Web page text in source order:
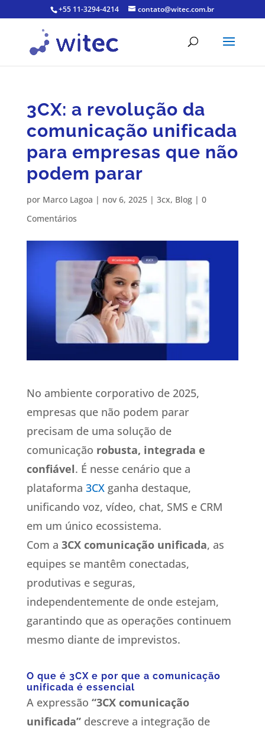
+55 11-3294-4214 contato@witec.com.br
3CX: a revolução da
comunicação unificada
para empresas que não
podem parar
por Marco Lagoa | nov 6, 2025| 3cx, Blog| 0
Comentários
No ambiente corporativo de 2025,
empresas que não podem parar
precisam de uma solução de
comunicação robusta, integrada e
confiável. É nesse cenário que a
plataforma 3CXganha destaque,
unificando voz, vídeo, chat, SMS e CRM
em um único ecossistema.
Com a 3CX comunicação unificada, as
equipes se mantêm conectadas,
produtivas e seguras,
independentemente de onde estejam,
garantindo que as operações continuem
mesmo diante de imprevistos.
O que é 3CX e por que a comunicação
unificada é essencial
A expressão “3CX comunicação
unificada”descreve a integração de